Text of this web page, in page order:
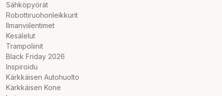
Sähköpyörät
Robottiruohonleikkurit
Ilmanviilentimet
Kesälelut
Trampoliinit
Black Friday 2026
Inspiroidu
Kärkkäisen Autohuolto
Kärkkäisen Kone